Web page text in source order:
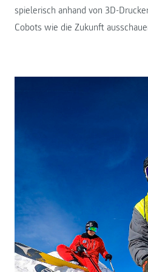
spielerisch anhand von 3D-
Cobots wie die Zukunft